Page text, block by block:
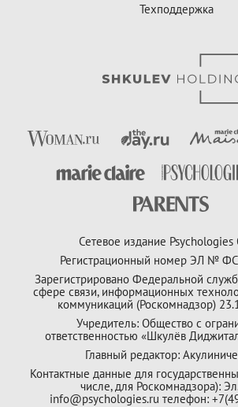
Техподдержка
Сетевое издание Psychologies
Регистрационный номер ЭЛ № ФС
Зарегистрировано Федеральной
сфере связи, информационных
коммуникаций (Роскомнадзор)
Учредитель: Общество с
ответственностью «Шкулёв
Главный редактор:
Контактные данные для
числе, для Роскомнадзора):
info@psychologies.ru телефон: